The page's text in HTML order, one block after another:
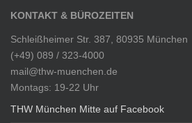
KONTAKT & BÜROZEITEN
Schleißheimer Str. 387, 80935 München
(+49) 089 / 323-4000
mail@thw-muenchen.de
Montags: 19-22 Uhr
THW München Mitte auf Facebook